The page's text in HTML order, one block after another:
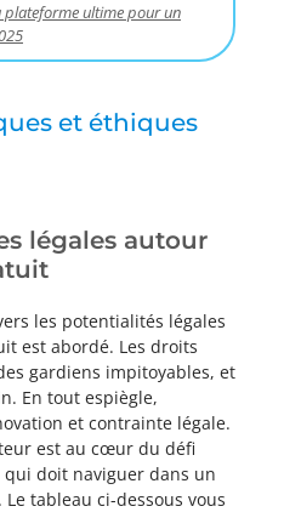
plateforme ultime pour un
et éthiques
légales autour
les potentialités légales
est abordé. Les droits
gardiens impitoyables, et
En tout espiègle,
et contrainte légale.
est au cœur du défi
doit naviguer dans un
tableau ci-dessous vous